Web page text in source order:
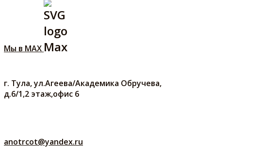
Мы в MAX
г. Тула, ул.Агеева/Академика Обручева,
д.6/1,2 этаж,офис 6
anotrcot@yandex.ru